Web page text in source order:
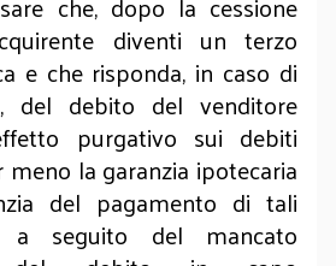
diventi un terzo
e che risponda, in caso di
del debito del venditore
purgativo sui debiti
la garanzia ipotecaria
del pagamento di tali
a seguito del mancato